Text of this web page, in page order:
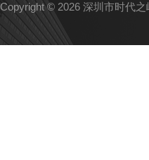
Copyright © 2026 深圳市时代